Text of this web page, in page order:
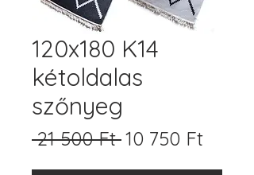
120x180 K14
kétoldalas
szőnyeg
21 500 Ft Szokásos
10 750 FtAkciós